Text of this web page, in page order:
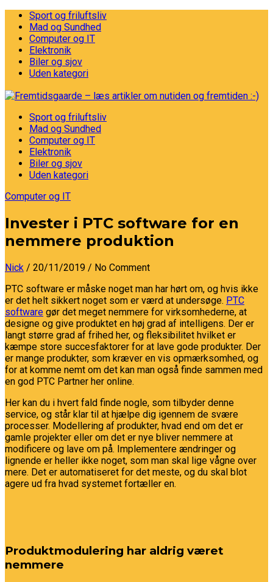
Sport og friluftsliv
Mad og Sundhed
Computer og IT
Elektronik
Biler og sjov
Uden kategori
Sport og friluftsliv
Mad og Sundhed
Computer og IT
Elektronik
Biler og sjov
Uden kategori
Computer og IT
Invester i PTC software for en
nemmere produktion
Nick / 20/11/2019 / No Comment
PTC software er måske noget man har hørt om, og hvis ikke
er det helt sikkert noget som er værd at undersøge. PTC
software gør det meget nemmere for virksomhederne, at
designe og give produktet en høj grad af intelligens. Der er
langt større grad af frihed her, og fleksibilitet hvilket er
kæmpe store succesfaktorer for at lave gode produkter. Der
er mange produkter, som kræver en vis opmærksomhed, og
for at komme nemt om det kan man også finde sammen med
en god PTC Partner her online.
Her kan du i hvert fald finde nogle, som tilbyder denne
service, og står klar til at hjælpe dig igennem de svære
processer. Modellering af produkter, hvad end om det er
gamle projekter eller om det er nye bliver nemmere at
modificere og lave om på. Implementere ændringer og
lignende er heller ikke noget, som man skal lige vågne over
mere. Det er automatiseret for det meste, og du skal blot
agere ud fra hvad systemet fortæller en.
Produktmodulering har aldrig været
nemmere